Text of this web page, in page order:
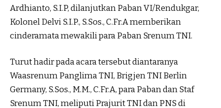
Ardhianto, S.I.P, dilanjutkan Paban VI/Rendukgar,
Kolonel Delvi S.I.P., S.Sos., C.Fr.A memberikan
cinderamata mewakili para Paban Srenum TNI.
Turut hadir pada acara tersebut diantaranya
Waasrenum Panglima TNI, Brigjen TNI Berlin
Germany, S.Sos., M.M., C.Fr.A, para Paban dan Staf
Srenum TNI, meliputi Prajurit TNI dan PNS di